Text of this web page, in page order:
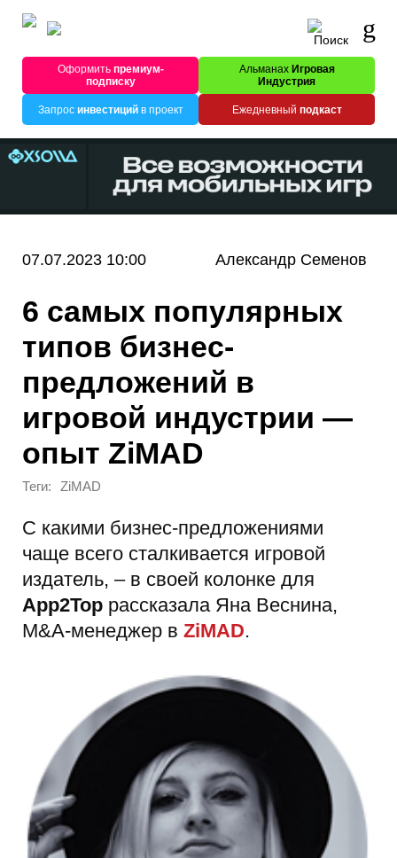
Оформитьпремиум-
подписку
Альманах Игровая
Индустрия
Запрос инвестицийв проект Ежедневный подкаст
07.07.2023 10:00 Александр Семенов
6 самых популярных
типов бизнес-
предложений в
игровой индустрии —
опыт ZiMAD
Теги: ZiMAD
С какими бизнес-предложениями
чаще всего сталкивается игровой
издатель, – в своей колонке для
App2Top рассказала Яна Веснина,
M&A-менеджер в ZiMAD.